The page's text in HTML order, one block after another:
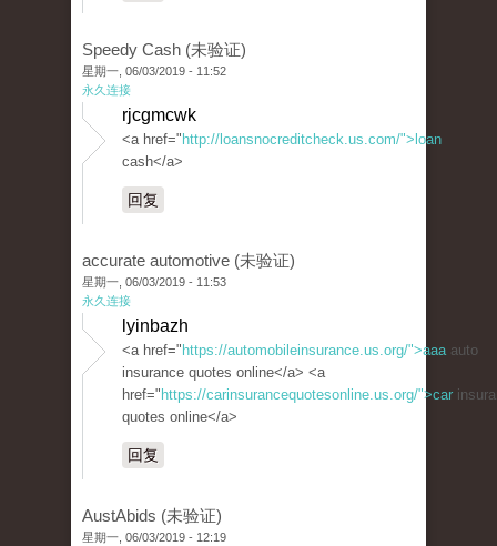
Speedy Cash (未验证)
星期一, 06/03/2019 - 11:52
永久连接
rjcgmcwk
<a href=" http://loansnocreditcheck.us.com/">loan
cash</a>
回复
accurate automotive (未验证)
星期一, 06/03/2019 - 11:53
永久连接
lyinbazh
<a href=" https://automobileinsurance.us.org/">aaaauto
insurance quotes online</a> <a
href=" https://carinsurancequotesonline.us.org/">car
quotes online</a>
回复
AustAbids (未验证)
星期一, 06/03/2019 - 12:19